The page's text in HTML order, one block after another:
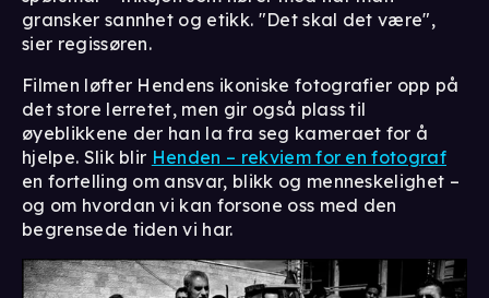
gransker sannhet og etikk. "Det skal det være",
sier regissøren.
Filmen løfter Hendens ikoniske fotografier opp på
det store lerretet, men gir også plass til
øyeblikkene der han la fra seg kameraet for å
hjelpe. Slik blir Henden – rekviem for en fotograf
en fortelling om ansvar, blikk og menneskelighet –
og om hvordan vi kan forsone oss med den
begrensede tiden vi har.